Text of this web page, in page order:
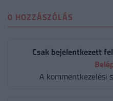
0 HOZZÁSZÓLÁS
Csak bejelentkezett
A kommentkezelési